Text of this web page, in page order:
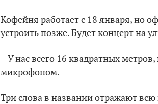
Кофейня работает с 18 января, но
устроить позже. Будет концерт на
– У нас всего 16 квадратных
микрофоном.
Три слова в названии отражают